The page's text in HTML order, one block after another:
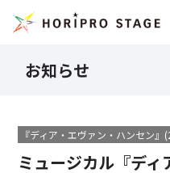
お知らせ
『ディア・エヴァン・ハンセン』
ミュージカル『デ